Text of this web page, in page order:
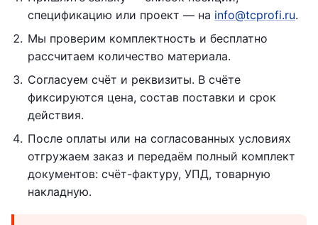
спецификацию или проект — на info@tcprofi.ru.
Мы проверим комплектность и бесплатно
рассчитаем количество материала.
Согласуем счёт и реквизиты. В счёте
фиксируются цена, состав поставки и срок
действия.
После оплаты или на согласованных условиях
отгружаем заказ и передаём полный комплект
документов: счёт-фактуру, УПД, товарную
накладную.